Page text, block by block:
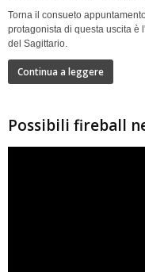
Torna il consueto
protagonista di questa uscita è
del Sagittario.
Continua a leggere
Possibili fireball